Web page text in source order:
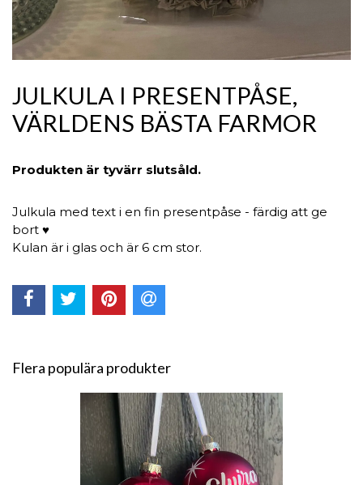
JULKULA I PRESENTPÅSE,
VÄRLDENS BÄSTA FARMOR
Produkten är tyvärr slutsåld.
Julkula med text i en fin presentpåse - färdig att ge
bort ♥
Kulan är i glas och är 6 cm stor.
Flera populära produkter